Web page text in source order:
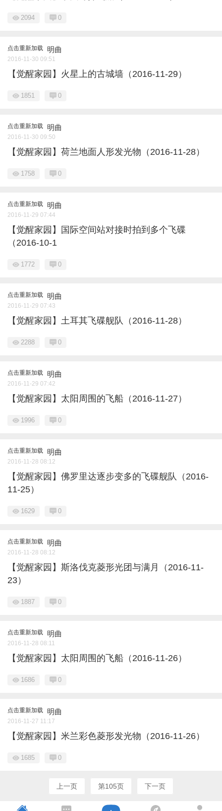
2094 0
点击重新加载 明曲
2016-11-30 09:51
【觉醒家园】火星上的古城墙（2016-11-29）
1851 0
点击重新加载 明曲
2016-11-30 09:50
【觉醒家园】荷兰地面人形发光物（2016-11-28）
1758 0
点击重新加载 明曲
2016-11-29 07:44
【觉醒家园】国际空间站对接时拍到多个飞碟
（2016-10-1
1772 0
点击重新加载 明曲
2016-11-29 07:43
【觉醒家园】土耳其飞碟舰队（2016-11-28）
2288 0
点击重新加载 明曲
2016-11-29 07:42
【觉醒家园】太阳周围的飞船（2016-11-27）
1996 0
点击重新加载 明曲
2016-11-28 08:12
【觉醒家园】佛罗里达逐步变多的飞碟舰队（2016-
11-25）
1629 0
点击重新加载 明曲
2016-11-28 08:12
【觉醒家园】斯洛伐克菱形光团与满月（2016-11-
23）
1887 0
点击重新加载 明曲
2016-11-28 08:11
【觉醒家园】太阳周围的飞船（2016-11-26）
1686 0
点击重新加载 明曲
2016-11-27 11:17
【觉醒家园】米兰彩色菱形发光物（2016-11-26）
1685 0
上一页 第105页 下一页